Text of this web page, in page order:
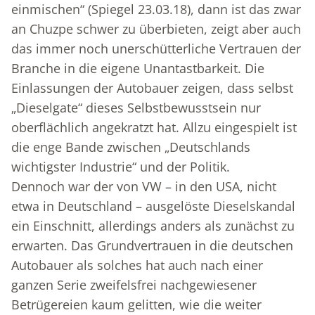
einmischen“ (Spiegel 23.03.18), dann ist das zwar
an Chuzpe schwer zu überbieten, zeigt aber auch
das immer noch unerschütterliche Vertrauen der
Branche in die eigene Unantastbarkeit. Die
Einlassungen der Autobauer zeigen, dass selbst
„Dieselgate“ dieses Selbstbewusstsein nur
oberflächlich angekratzt hat. Allzu eingespielt ist
die enge Bande zwischen „Deutschlands
wichtigster Industrie“ und der Politik.
Dennoch war der von VW – in den USA, nicht
etwa in Deutschland – ausgelöste Dieselskandal
ein Einschnitt, allerdings anders als zunächst zu
erwarten. Das Grundvertrauen in die deutschen
Autobauer als solches hat auch nach einer
ganzen Serie zweifelsfrei nachgewiesener
Betrügereien kaum gelitten, wie die weiter